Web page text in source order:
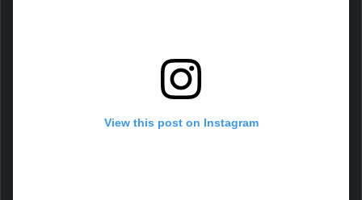
View this post on Instagram